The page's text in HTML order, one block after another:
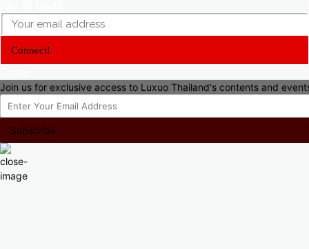
Connect!
Join us for exclusive access to Luxuo Thailand's contents and
Subscribe